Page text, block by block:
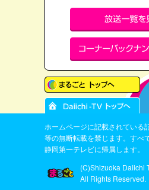
ホームページに記載されている
等の無断転載を禁じます。すべ
静岡第一テレビに帰属します。
(C)Shizuoka Daiichi
All Rights Reserved.